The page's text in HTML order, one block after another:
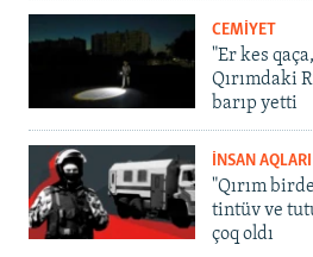
CEMİYET
"Er kes
Qırımdaki
barıp yetti
İNSAN AQLARI
"Qırım
tintüv ve
çoq oldı